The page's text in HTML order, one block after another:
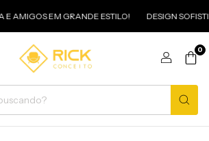
EM GRANDE ESTILO! DESIGN
0